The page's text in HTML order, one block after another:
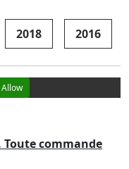
2018 2016
Allow
commande